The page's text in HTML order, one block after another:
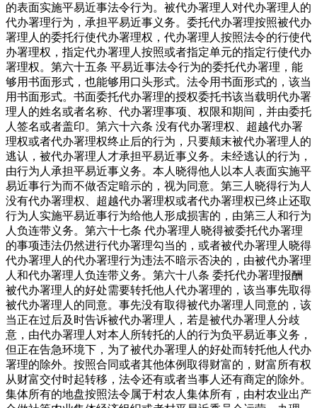
的表面实施平易近事法令行为。被代办署理人对代办署理人的
代办署理行为，承担平易近事义务。委托代办署理按照被代办
署理人的委托行使代办署理权，代办署理人按照法令的行使代
办署理权，指定代办署理人按照或者指定单元的指定行使代办
署理权。第六十五条 平易近事法令行为的委托代办署理，能
够用书面形式，也能够用口头形式。法令用书面形式的，该当
用书面形式。书面委托代办署理的授权委托书该当载明代办署
理人的姓名或者名称、代办署理事项、权限和期间，并由委托
人签名或者盖印。第六十六条 没有代办署理权、超越代办署
理权或者代办署理权终止后的行为，只要颠末被代办署理人的
逃认，被代办署理人才承担平易近事义务。未经逃认的行为，
由行为人承担平易近事义务。本人晓得他人以本人表面实施平
易近事行为而不做否定暗示的，视为同意。第三人晓得行为人
没有代办署理权、超越代办署理权或者代办署理权已终止还取
行为人实施平易近事行为给他人形成损害的，由第三人和行为
人负连带义务。第六十七条 代办署理人晓得被委托代办署理
的事项违法仍然进行代办署理勾当的，或者被代办署理人晓得
代办署理人的代办署理行为违法不暗示否决的，由被代办署理
人和代办署理人负连带义务。第六十八条 委托代办署理报酬
被代办署理人的好处需要转托他人代办署理的，该当事先取得
被代办署理人的同意。事先没有取得被代办署理人同意的，该
当正在过后及时告诉被代办署理人，若是被代办署理人分歧
意，由代办署理人对本人所转托的人的行为负平易近事义务，
但正在告急环境下，为了被代办署理人的好处而转托他人代办
署理的除外。按照合同或者其他体例取得财富的，财富所有权
从财富交付时起转移，法令还有或者当事人还有商定的除外。
集体所有的地盘按照法令属于村农人集体所有，由村农业出产